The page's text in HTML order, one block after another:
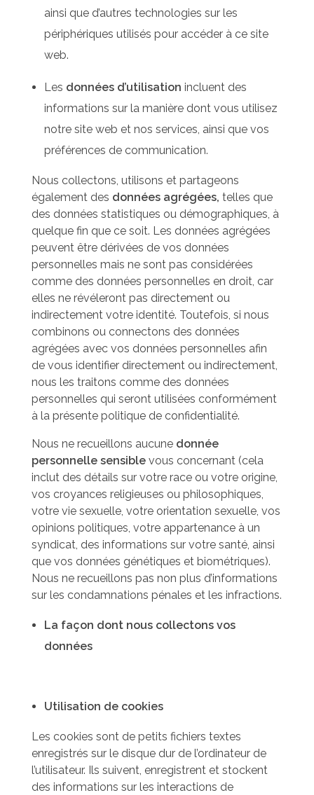
ainsi que d’autres technologies sur les
périphériques utilisés pour accéder à ce site
web.
Les données d’utilisation incluent des
informations sur la manière dont vous utilisez
notre site web et nos services, ainsi que vos
préférences de communication.
Nous collectons, utilisons et partageons
également des données agrégées, telles que
des données statistiques ou démographiques, à
quelque fin que ce soit. Les données agrégées
peuvent être dérivées de vos données
personnelles mais ne sont pas considérées
comme des données personnelles en droit, car
elles ne révéleront pas directement ou
indirectement votre identité. Toutefois, si nous
combinons ou connectons des données
agrégées avec vos données personnelles afin
de vous identifier directement ou indirectement,
nous les traitons comme des données
personnelles qui seront utilisées conformément
à la présente politique de confidentialité.
Nous ne recueillons aucune donnée
personnelle sensible vous concernant (cela
inclut des détails sur votre race ou votre origine,
vos croyances religieuses ou philosophiques,
votre vie sexuelle, votre orientation sexuelle, vos
opinions politiques, votre appartenance à un
syndicat, des informations sur votre santé, ainsi
que vos données génétiques et biométriques).
Nous ne recueillons pas non plus d’informations
sur les condamnations pénales et les infractions.
La façon dont nous collectons vos
données
Utilisation de cookies
Les cookies sont de petits fichiers textes
enregistrés sur le disque dur de l’ordinateur de
l’utilisateur. Ils suivent, enregistrent et stockent
des informations sur les interactions de